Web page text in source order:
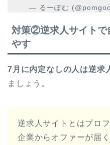
— るーぽむ
対策②逆求人サイトで
やす
7月に内定なしの人は逆求
ましょう。
逆求人サイトとはプロ
企業からオファーが届